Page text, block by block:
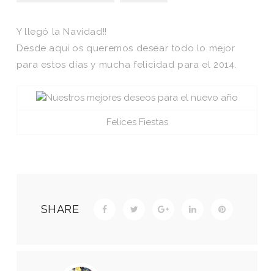
Y llegó la Navidad!!
Desde aquí os queremos desear todo lo mejor
para estos días y mucha felicidad para el 2014.
Felices Fiestas
SHARE